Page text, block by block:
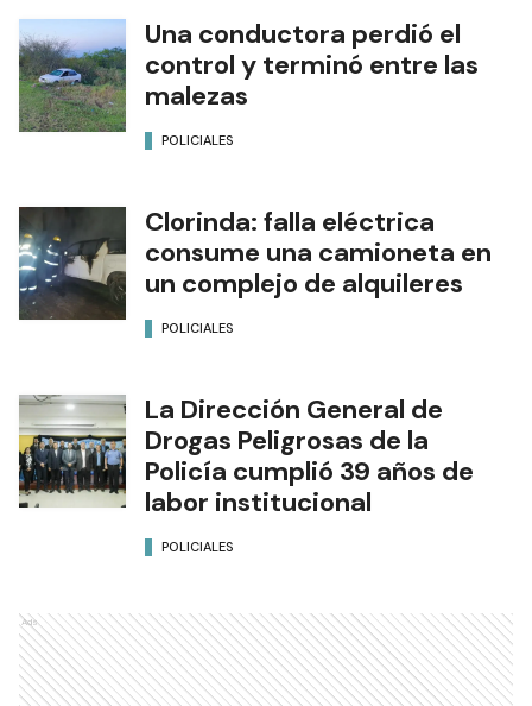
Una conductora perdió el
control y terminó entre las
malezas
POLICIALES
Clorinda: falla eléctrica
consume una camioneta en
un complejo de alquileres
POLICIALES
La Dirección General de
Drogas Peligrosas de la
Policía cumplió 39 años de
labor institucional
POLICIALES
Ads